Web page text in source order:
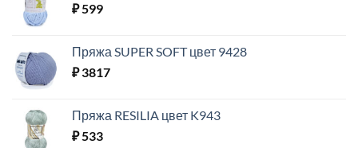
₽599
Пряжа SUPER SOFT цвет 9428
₽3817
Пряжа RESILIA цвет K943
₽533